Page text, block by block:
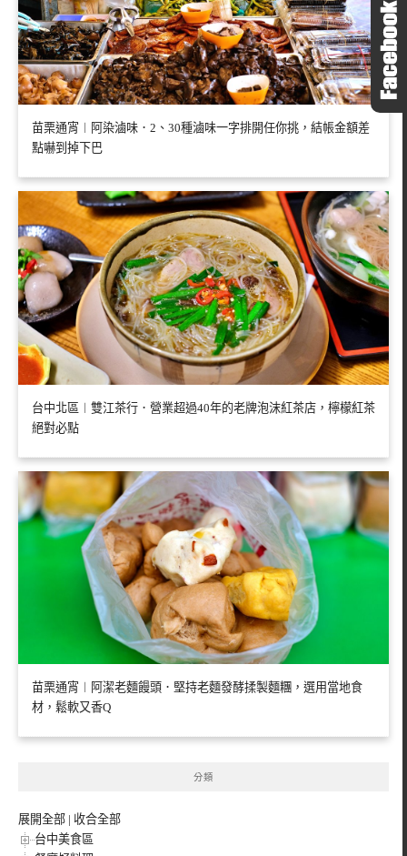
苗栗通宵︱阿染滷味．2、30種滷味一字排開任你挑，結帳金額差
點嚇到掉下巴
台中北區︱雙江茶行．營業超過40年的老牌泡沫紅茶店，檸檬紅茶
絕對必點
苗栗通宵︱阿潔老麵饅頭．堅持老麵發酵揉製麵糰，選用當地食
材，鬆軟又香Q
分類
展開全部 | 收合全部
台中美食區